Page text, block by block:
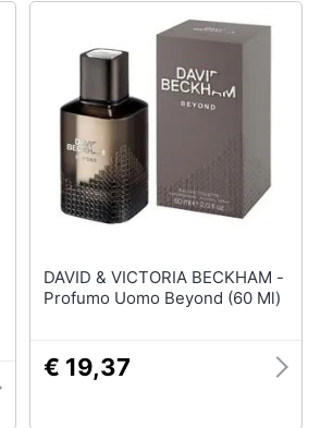
DAVID & VICTORIA BECKHAM -
Profumo Uomo Beyond (60 Ml)
€ 19,37